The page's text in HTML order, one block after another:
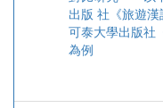
出版 社《旅遊
可泰大學出版社
為例